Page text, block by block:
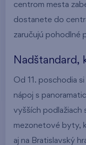
centrom mesta
dostanete do
zaručujú pohodlné
Nadštandard,
Od 11. poschodia
nápoj s
vyšších podlažiach
mezonetové byty,
aj na Bratislavský